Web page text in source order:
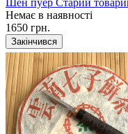
Шен пуер Старий
Немає в наявності
1650 грн.
Закінчився